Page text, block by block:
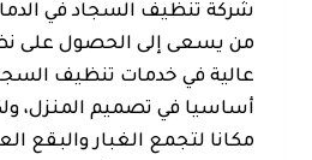
شركة تنظيف السجاد في
من يسعى إلى الحصول على
عالية في خدمات تنظيف
أساسيا في تصميم المنزل،
مكانا لتجمع الغبار والبقع